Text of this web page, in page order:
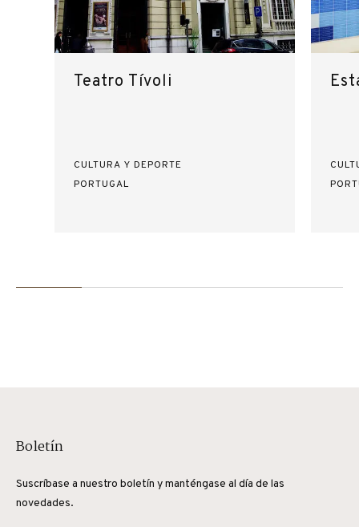
Teatro Tívoli
CULTURA Y DEPORTE
PORTUGAL
Boletín
Suscríbase a nuestro boletín y manténgase al día de las
novedades.